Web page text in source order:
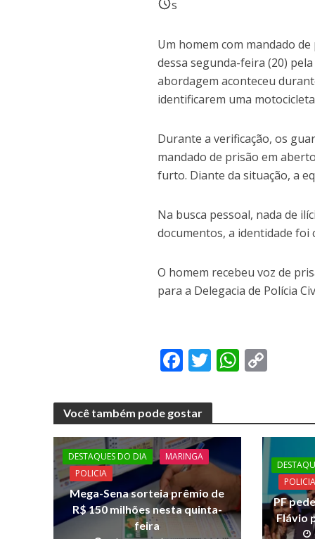
s
Um homem com mandado
dessa segunda-feira (20)
abordagem aconteceu
identificarem uma
Durante a verificação, os
mandado de prisão em
furto. Diante da situação, a
Na busca pessoal, nada de
documentos, a identidade foi
O homem recebeu voz de
para a Delegacia de Polícia
F
e
b
o
o
k
T
itt
er
W
s
p
p
y
Li
n
k
Você também pode gostar
DESTAQUES DO DIA
MARINGA
POLICIA
Mega-Sena sorteia prêmio de
R$ 150 milhões nesta quinta-
feira
POLICIA
PF
Flávio